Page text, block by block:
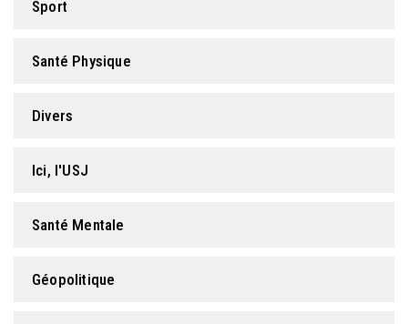
Sport
Santé Physique
Divers
Ici, l'USJ
Santé Mentale
Géopolitique